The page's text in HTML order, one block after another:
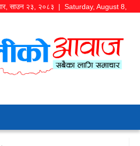
, साउन २३, २०८३ | Saturday, August 8,